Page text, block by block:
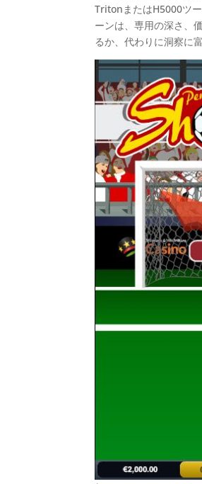
TritonまたはH5000ツ
ーンは、専用の深さ、
るか、代わりに洞察に